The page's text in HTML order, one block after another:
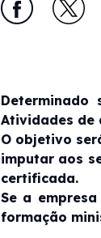
Atividades de
O objetivo
imputar aos
certificada.
Se a
formação